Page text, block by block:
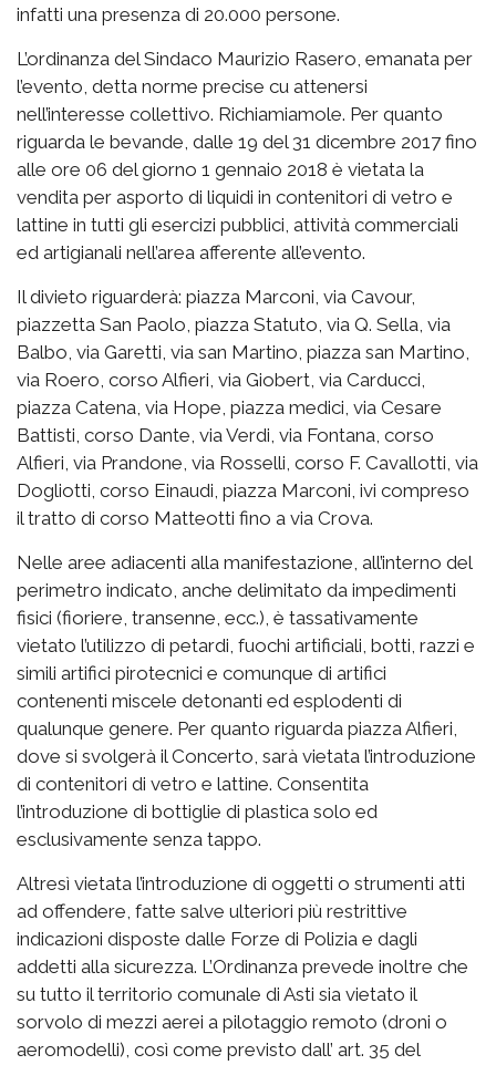
infatti una presenza di 20.000 persone.
L’ordinanza del Sindaco Maurizio Rasero, emanata per
l’evento, detta norme precise cu attenersi
nell’interesse collettivo. Richiamiamole. Per quanto
riguarda le bevande, dalle 19 del 31 dicembre 2017 fino
alle ore 06 del giorno 1 gennaio 2018 è vietata la
vendita per asporto di liquidi in contenitori di vetro e
lattine in tutti gli esercizi pubblici, attività commerciali
ed artigianali nell’area afferente all’evento.
Il divieto riguarderà: piazza Marconi, via Cavour,
piazzetta San Paolo, piazza Statuto, via Q. Sella, via
Balbo, via Garetti, via san Martino, piazza san Martino,
via Roero, corso Alfieri, via Giobert, via Carducci,
piazza Catena, via Hope, piazza medici, via Cesare
Battisti, corso Dante, via Verdi, via Fontana, corso
Alfieri, via Prandone, via Rosselli, corso F. Cavallotti, via
Dogliotti, corso Einaudi, piazza Marconi, ivi compreso
il tratto di corso Matteotti fino a via Crova.
Nelle aree adiacenti alla manifestazione, all’interno del
perimetro indicato, anche delimitato da impedimenti
fisici (fioriere, transenne, ecc.), è tassativamente
vietato l’utilizzo di petardi, fuochi artificiali, botti, razzi e
simili artifici pirotecnici e comunque di artifici
contenenti miscele detonanti ed esplodenti di
qualunque genere. Per quanto riguarda piazza Alfieri,
dove si svolgerà il Concerto, sarà vietata l’introduzione
di contenitori di vetro e lattine. Consentita
l’introduzione di bottiglie di plastica solo ed
esclusivamente senza tappo.
Altresì vietata l’introduzione di oggetti o strumenti atti
ad offendere, fatte salve ulteriori più restrittive
indicazioni disposte dalle Forze di Polizia e dagli
addetti alla sicurezza. L’Ordinanza prevede inoltre che
su tutto il territorio comunale di Asti sia vietato il
sorvolo di mezzi aerei a pilotaggio remoto (droni o
aeromodelli), così come previsto dall’ art. 35 del